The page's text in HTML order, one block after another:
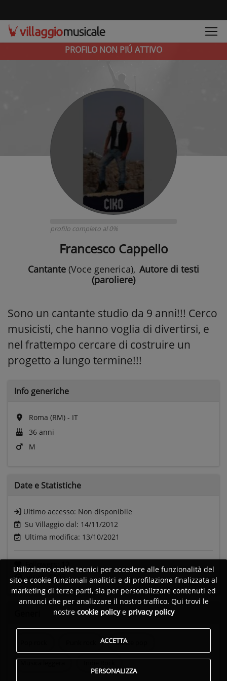
PROFILO NON PIÚ ATTIVO
profilo completo al 0%
Francesco Cappello
Cantante (Voce generica), Autore di testi
(paroliere)
Sono un cantante studio da 9 anni!!! Cerco
musicisti, che hanno voglia di divertirsi, e
nel frattempo cercare di costruire un
progetto a lungo termine!!!
Info generiche
Roma (RM) - IT
36 anni
M
Date e Statistiche
Ultimo accesso: Non disponibile
Su Villaggio dal: 14/11/2012
Ultima modifica: 13/10/2021
Visite:1105
Dance pop
Utilizziamo cookie tecnici per accedere alle funzionalità del
sito e cookie funzionali analitici e di profilazione finalizzata al
marketing di terze parti, sia per personalizzare contenuti ed
annunci che per analizzare il nostro traffico. Qui trovi le
nostre cookie policye privacy policy
ACCETTA
PERSONALIZZA